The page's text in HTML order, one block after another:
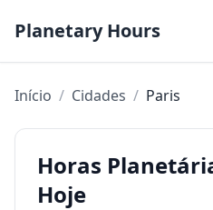
Planetary Hours
Início / Cidades / Paris
Horas
Hoje